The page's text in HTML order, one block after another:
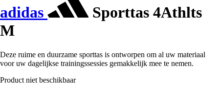
adidas
Sporttas 4Athlts
M
Deze ruime en duurzame sporttas is ontworpen om al uw materiaal
voor uw dagelijkse trainingssessies gemakkelijk mee te nemen.
Product niet beschikbaar